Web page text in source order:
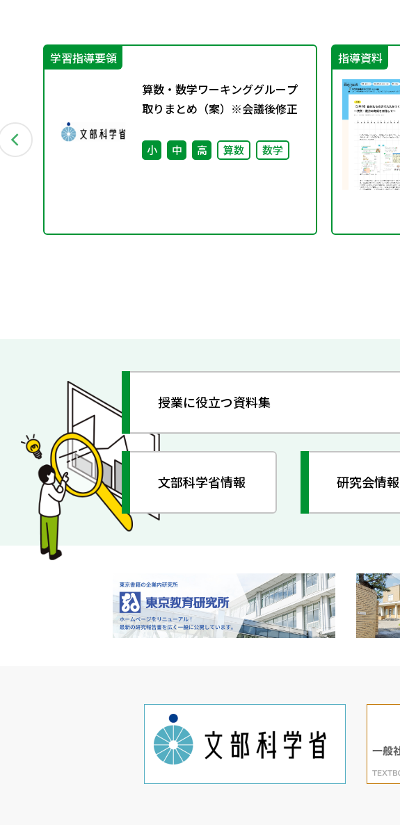
学習指導要領
算数・数学ワーキンググループ
取りまとめ（案）※会議後修正
小 中 高 算数 数学
指導資料
授業に役立つ資料集
文部科学省情報 研究会情報